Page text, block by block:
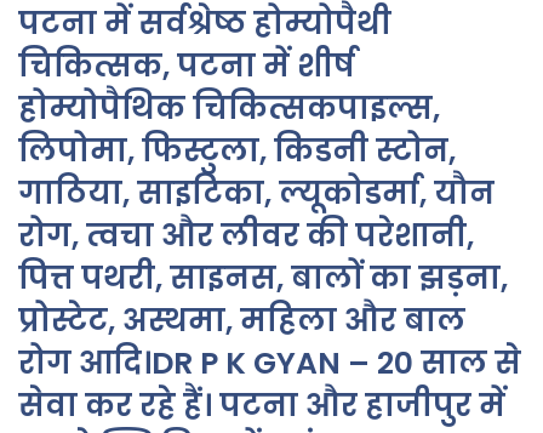
पटना में सर्वश्रेष्ठ होम्योपैथी
चिकित्सक, पटना में शीर्ष
होम्योपैथिक चिकित्सकपाइल्स,
लिपोमा, फिस्टुला, किडनी स्टोन,
गाठिया, साइटिका, ल्यूकोडर्मा, यौन
रोग, त्वचा और लीवर की परेशानी,
पित्त पथरी, साइनस, बालों का झड़ना,
प्रोस्टेट, अस्थमा, महिला और बाल
रोग आदि।DR P K GYAN – 20 साल से
सेवा कर रहे हैं। पटना और हाजीपुर में